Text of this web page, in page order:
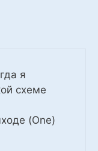
я
схеме
(One)